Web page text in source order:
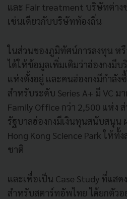
และ Fair treatment บริษัทต่า
เช่นเดียวกับบริษัทท้องถิ่น
ในส่วนของภูมิทัศน์การลงทุน หรื
ได้ให้ข้อมูลเพิ่มเติมว่าฮ่องกงมี
แห่งตั้งอยู่ และคนฮ่องกงมีกำลัง
สำหรับระดับ Series A+ มี VC ม
Family Office กว่า 2,500 แห่ง
รัฐบาลฮ่องกงมีเงินทุนสนับสนุน
Hong Kong Science Park ให้
ชาติ
และเพื่อเป็น Case Study ที่แสด
สำหรับสตาร์ทอัพไทย ได้ยกตัวอ